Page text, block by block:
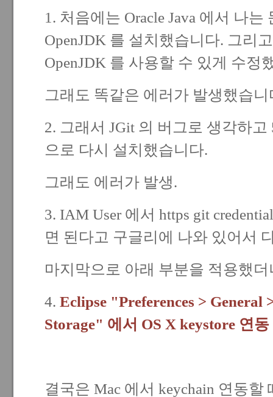
1. 처음에는 Oracle Java 에서 나
OpenJDK 를 설치했습니다. 그리
OpenJDK 를 사용할 수 있게 수정
그래도 똑같은 에러가 발생했습니
2. 그래서 JGit 의 버그로 생각하
으로 다시 설치했습니다.
그래도 에러가 발생.
3. IAM User 에서 https git
면 된다고 구글리에 나와 있어서
마지막으로 아래 부분을 적용했더
4. Eclipse "Preferences > General
Storage" 에서 OS X keystore 연
결국은 Mac 에서 keychain 연동할